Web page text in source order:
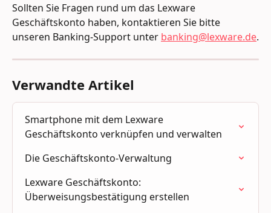
Sollten Sie Fragen rund um das Lexware
Geschäftskonto haben, kontaktieren Sie bitte
unseren Banking-Support unter banking@lexware.de.
Verwandte Artikel
Smartphone mit dem Lexware
Geschäftskonto verknüpfen und verwalten
Die Geschäftskonto-Verwaltung
Lexware Geschäftskonto:
Überweisungsbestätigung erstellen